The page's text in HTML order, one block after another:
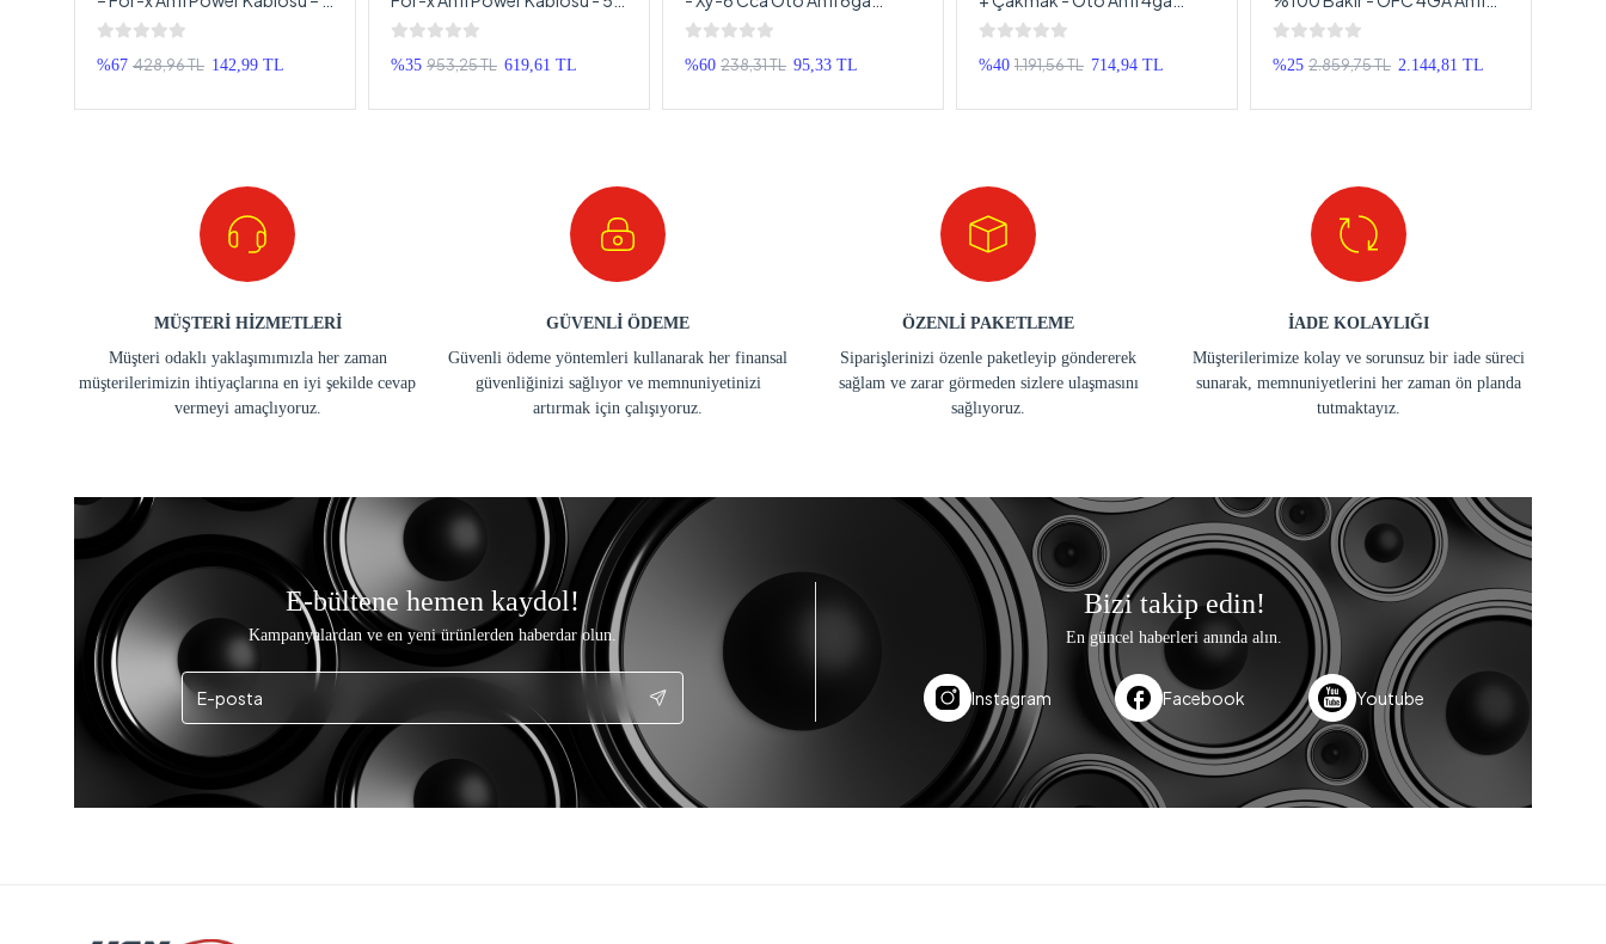
Metre
%67 428,96 TL 142,99 TL
Metre
%35 953,25 TL 619,61 TL
Power Kablosu - 1 Metre
%60 238,31 TL 95,33 TL
Power Kablosu - 5 Metre
%40 1.191,56 TL 714,94 TL
Power Kablosu - 5 Metre
%25 2.859,75 TL 2.144,81 TL
MÜŞTERİ HİZMETLERİ
Müşteri odaklı yaklaşımımızla her zaman
müşterilerimizin ihtiyaçlarına en iyi şekilde cevap
vermeyi amaçlıyoruz.
GÜVENLİ ÖDEME
Güvenli ödeme yöntemleri kullanarak her finansal
güvenliğinizi sağlıyor ve memnuniyetinizi
artırmak için çalışıyoruz.
ÖZENLİ PAKETLEME
Siparişlerinizi özenle paketleyip göndererek
sağlam ve zarar görmeden sizlere ulaşmasını
sağlıyoruz.
İADE KOLAYLIĞI
Müşterilerimize kolay ve sorunsuz bir iade süreci
sunarak, memnuniyetlerini her zaman ön planda
tutmaktayız.
E-bültene hemen kaydol!
Kampanyalardan ve en yeni ürünlerden haberdar olun.
Bizi takip edin!
En güncel haberleri anında alın.
Instagram Facebook Youtube